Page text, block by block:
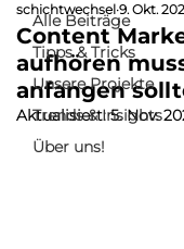
Alle Beiträge
Tipps & Tricks
Unsere Projekte
Trends & Insights
Über uns!
Content
aufhören
anfangen
schichtwechsel 9. Okt.
Aktualisiert:5. Nov.